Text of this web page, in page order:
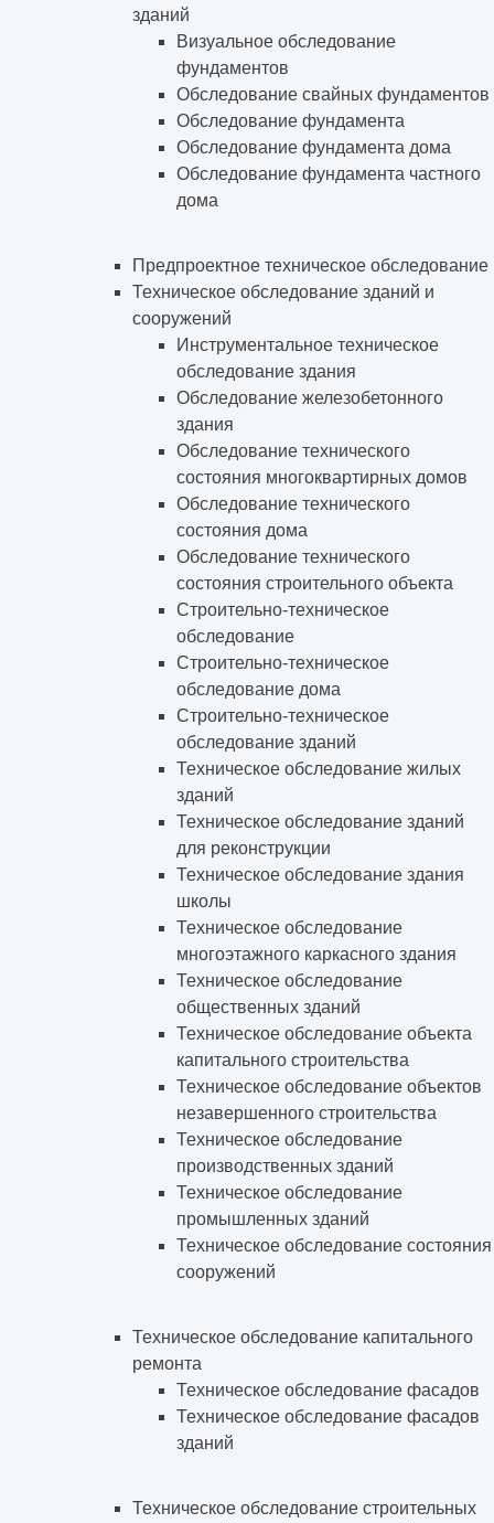
зданий
Визуальное обследование
фундаментов
Обследование свайных фундаментов
Обследование фундамента
Обследование фундамента дома
Обследование фундамента частного
дома
Предпроектное техническое обследование
Техническое обследование зданий и
сооружений
Инструментальное техническое
обследование здания
Обследование железобетонного
здания
Обследование технического
состояния многоквартирных домов
Обследование технического
состояния дома
Обследование технического
состояния строительного объекта
Строительно-техническое
обследование
Строительно-техническое
обследование дома
Строительно-техническое
обследование зданий
Техническое обследование жилых
зданий
Техническое обследование зданий
для реконструкции
Техническое обследование здания
школы
Техническое обследование
многоэтажного каркасного здания
Техническое обследование
общественных зданий
Техническое обследование объекта
капитального строительства
Техническое обследование объектов
незавершенного строительства
Техническое обследование
производственных зданий
Техническое обследование
промышленных зданий
Техническое обследование состояния
сооружений
Техническое обследование капитального
ремонта
Техническое обследование фасадов
Техническое обследование фасадов
зданий
Техническое обследование строительных